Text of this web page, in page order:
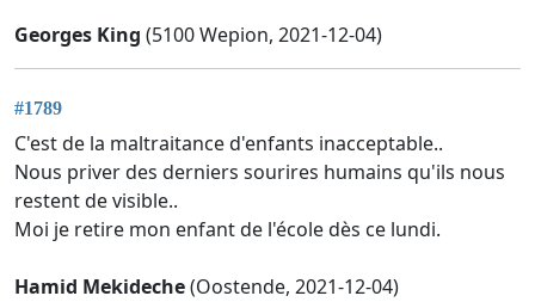
Georges King (5100 Wepion, 2021-12-04)
#1789
C'est de la maltraitance d'enfants inacceptable..
Nous priver des derniers sourires humains qu'ils nous
restent de visible..
Moi je retire mon enfant de l'école dès ce lundi.
Hamid Mekideche(Oostende, 2021-12-04)